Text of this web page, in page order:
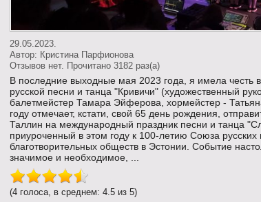
29.05.2023.
Автор: Кристина Парфионова
Отзывов нет. Прочитано 3182 раз(a)
В последние выходные мая 2023 года, я имела честь
русской песни и танца "Кривичи" (художественный
балетмейстер Тамара Эйферова, хормейстер -
году отмечает, кстати, свой 65 день рождения,
Таллин на международный праздник песни и танца
приуроченный в этом году к 100-летию Союза русских
благотворительных обществ в Эстонии. Событие
значимое и необходимое, ...
(4 голоса, в среднем: 4.5 из 5)